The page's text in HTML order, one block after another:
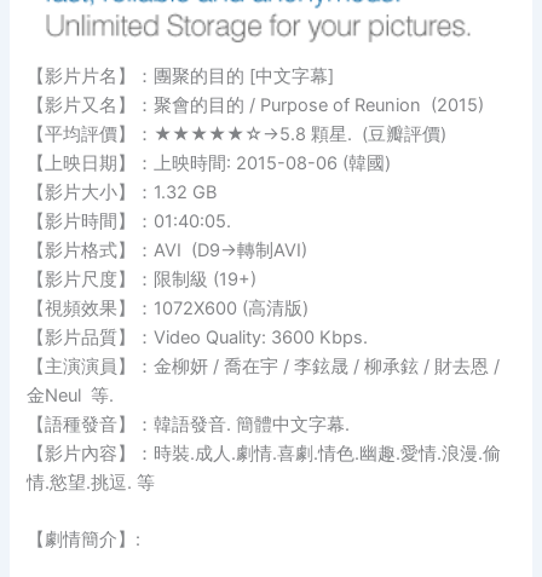
【影片片名】：團聚的目的 [中文字幕]
【影片又名】：聚會的目的 / Purpose of Reunion (2015)
【平均評價】：★★★★★☆→5.8 顆星. (豆瓣評價)
【上映日期】：上映時間: 2015-08-06 (韓國)
【影片大小】：1.32 GB
【影片時間】：01:40:05.
【影片格式】：AVI (D9→轉制AVI)
【影片尺度】：限制級 (19+)
【視頻效果】：1072X600 (高清版)
【影片品質】：Video Quality: 3600 Kbps.
【主演演員】：金柳妍 / 喬在宇 / 李鉉晟 / 柳承鉉 / 財去恩 /
金Neul 等.
【語種發音】：韓語發音. 簡體中文字幕.
【影片內容】：時裝.成人.劇情.喜劇.情色.幽趣.愛情.浪漫.偷
情.慾望.挑逗. 等
【劇情簡介】: